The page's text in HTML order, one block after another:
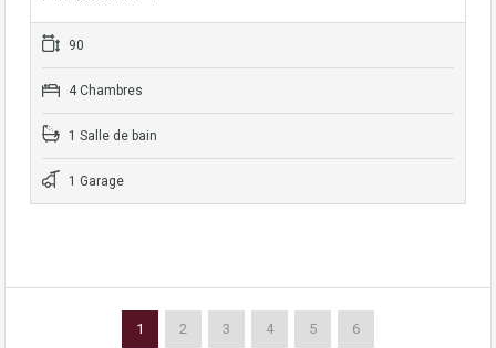
90
4 Chambres
1 Salle de bain
1 Garage
1 2 3 4 5 6